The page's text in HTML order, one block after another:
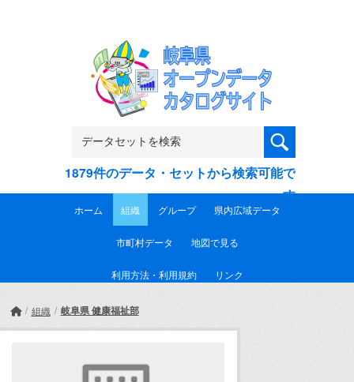
1879件のデータ・セットから検索可能で
す
ホーム 組織 グループ 県内広域データ
市町村データ 地図で見る
利用方法・利用規約 リンク
組織 岐阜県 健康福祉部